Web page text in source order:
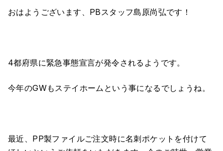
おはようございます、PBスタッフ島原尚弘です！
4都府県に緊急事態宣言が発令されるようです。
今年のGWもステイホームという事になるでしょうね。
最近、PP製ファイルご注文時に名刺ポケットを付けて